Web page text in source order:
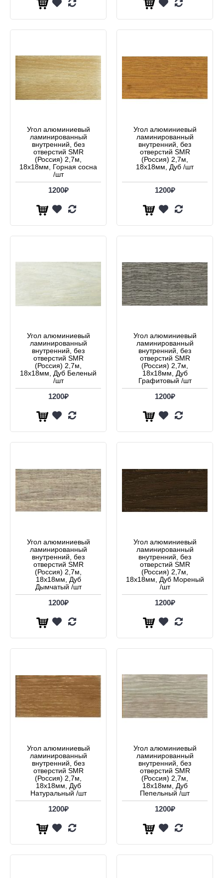
Угол алюминиевый
ламинированный
внутренний, без
отверстий SMR
(Россия) 2,7м,
18х18мм, Горная сосна
/шт
1200₽
Угол алюминиевый
ламинированный
внутренний, без
отверстий SMR
(Россия) 2,7м,
18х18мм, Дуб /шт
1200₽
Угол алюминиевый
ламинированный
внутренний, без
отверстий SMR
(Россия) 2,7м,
18х18мм, Дуб Беленый
/шт
1200₽
Угол алюминиевый
ламинированный
внутренний, без
отверстий SMR
(Россия) 2,7м,
18х18мм, Дуб
Графитовый /шт
1200₽
Угол алюминиевый
ламинированный
внутренний, без
отверстий SMR
(Россия) 2,7м,
18х18мм, Дуб
Дымчатый /шт
1200₽
Угол алюминиевый
ламинированный
внутренний, без
отверстий SMR
(Россия) 2,7м,
18х18мм, Дуб Мореный
/шт
1200₽
Угол алюминиевый
ламинированный
внутренний, без
отверстий SMR
(Россия) 2,7м,
18х18мм, Дуб
Натуральный /шт
1200₽
Угол алюминиевый
ламинированный
внутренний, без
отверстий SMR
(Россия) 2,7м,
18х18мм, Дуб
Пепельный /шт
1200₽